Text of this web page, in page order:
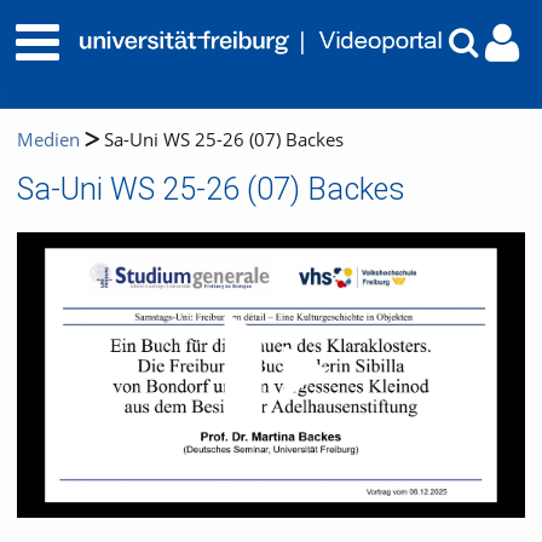
Medien Sa-Uni WS 25-26 (07) Backes
Sa-Uni WS 25-26 (07) Backes